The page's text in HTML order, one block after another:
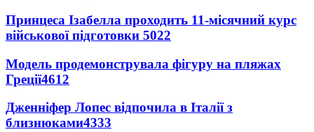
Принцеса Ізабелла проходить 11-місячний курс
військової підготовки 5022
Модель продемонструвала фігуру на пляжах
Греції4612
Дженніфер Лопес відпочила в Італії з
близнюками4333